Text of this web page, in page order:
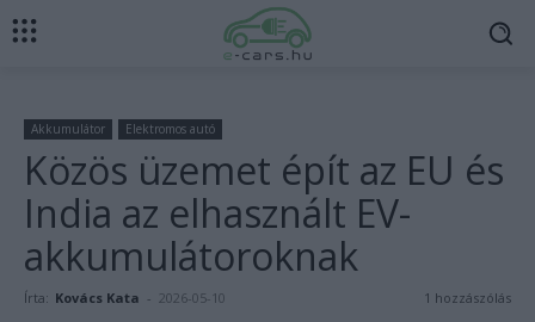
Akkumulátor Elektromos autó
Közös üzemet épít az EU és
India az elhasznált EV-
akkumulátoroknak
Írta: Kovács Kata - 2026-05-10 1 hozzászólás